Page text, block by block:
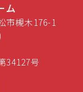
ム
市槻木176-1
34127号